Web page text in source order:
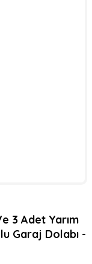
3 Adet Yarım
Garaj Dolabı -